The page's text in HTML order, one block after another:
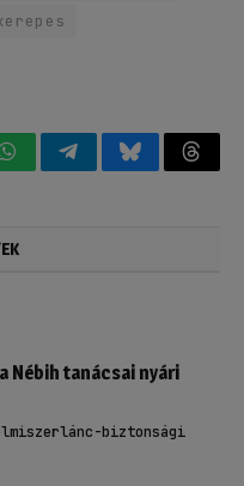
WhatsAppTelegramBluesky
Nébih tanácsai nyári
biztonsági